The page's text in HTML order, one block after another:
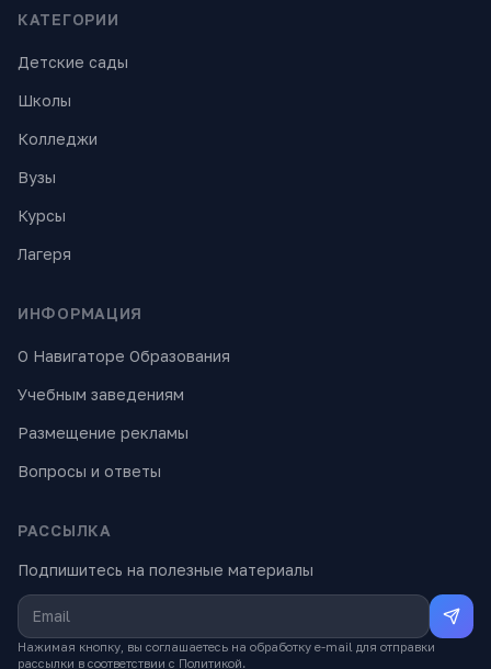
КАТЕГОРИИ
Детские сады
Школы
Колледжи
Вузы
Курсы
Лагеря
ИНФОРМАЦИЯ
О Навигаторе Образования
Учебным заведениям
Размещение рекламы
Вопросы и ответы
РАССЫЛКА
Подпишитесь на полезные материалы
Нажимая кнопку, вы соглашаетесь на обработку e-mail для отправки
рассылки в соответствии с Политикой.